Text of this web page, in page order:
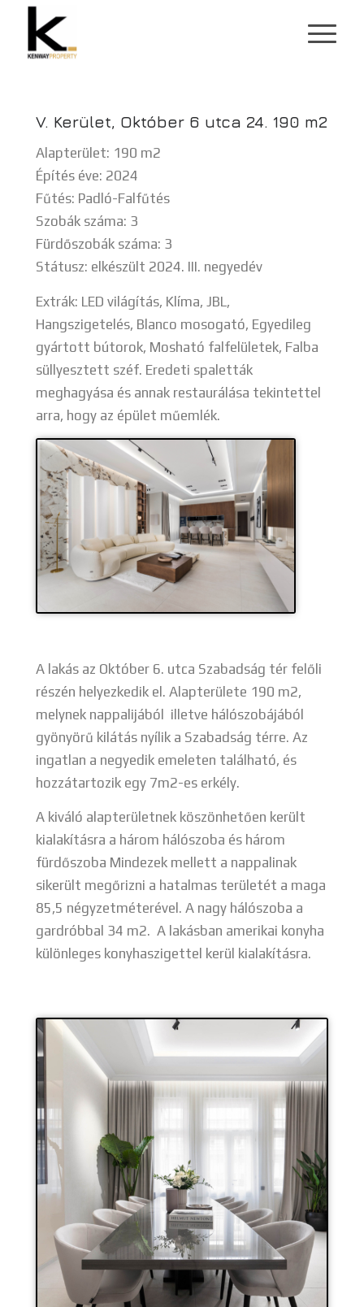
V. Kerület, Október 6 utca 24. 190 m2
Alapterület: 190 m2
Építés éve: 2024
Fűtés: Padló-Falfűtés
Szobák száma: 3
Fürdőszobák száma: 3
Státusz: elkészült 2024. III. negyedév
Extrák: LED világítás, Klíma, JBL,
Hangszigetelés, Blanco mosogató, Egyedileg
gyártott bútorok, Mosható falfelületek, Falba
süllyesztett széf. Eredeti spaletták
meghagyása és annak restaurálása tekintettel
arra, hogy az épület műemlék.
A lakás az Október 6. utca Szabadság tér felőli
részén helyezkedik el. Alapterülete 190 m2,
melynek nappalijából illetve hálószobájából
gyönyörű kilátás nyílik a Szabadság térre. Az
ingatlan a negyedik emeleten található, és
hozzátartozik egy 7m2-es erkély.
A kiváló alapterületnek köszönhetően került
kialakításra a három hálószoba és három
fürdőszoba Mindezek mellett a nappalinak
sikerült megőrizni a hatalmas területét a maga
85,5 négyzetméterével. A nagy hálószoba a
gardróbbal 34 m2. A lakásban amerikai konyha
különleges konyhaszigettel kerül kialakításra.